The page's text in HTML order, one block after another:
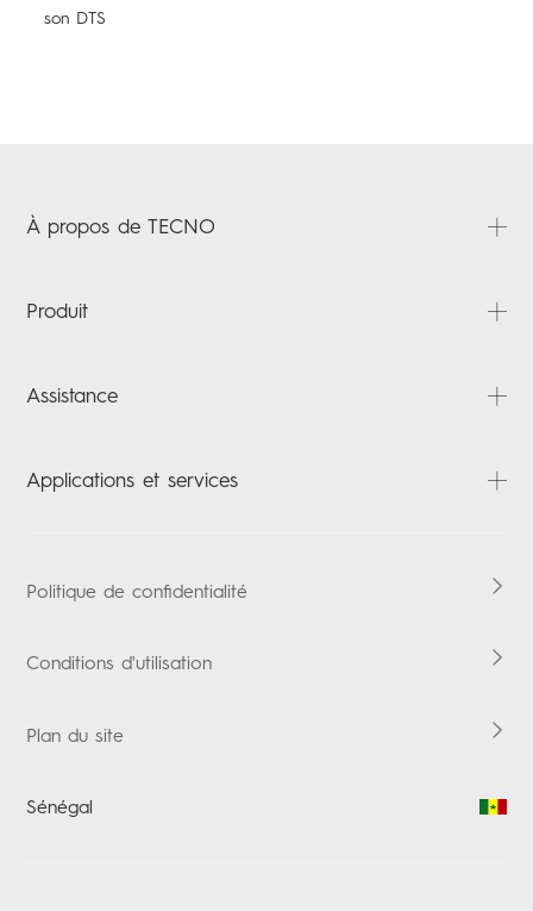
son DTS
À propos de TECNO
Produit
Tablettes
Assistance
Vérification de la garantie
Applications et services
Boomplay Music
Politique de confidentialité
Conditions d'utilisation
Plan du site
Sénégal